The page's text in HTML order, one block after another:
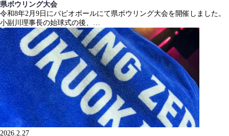
県ボウリング大会
令和8年2月9日にパピオボールにて県ボウリング大会を開催しました。
小副川理事長の始球式の後、…
2026.2.27